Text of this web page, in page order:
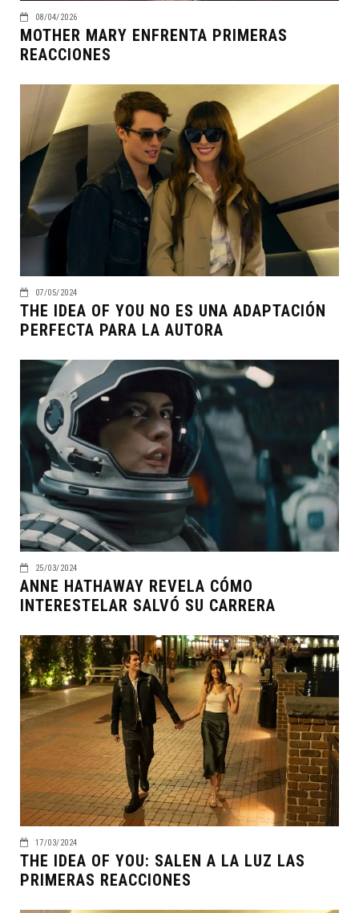
08/04/2026
MOTHER MARY ENFRENTA PRIMERAS
REACCIONES
07/05/2024
THE IDEA OF YOU NO ES UNA ADAPTACIÓN
PERFECTA PARA LA AUTORA
25/03/2024
ANNE HATHAWAY REVELA CÓMO
INTERESTELAR SALVÓ SU CARRERA
17/03/2024
THE IDEA OF YOU: SALEN A LA LUZ LAS
PRIMERAS REACCIONES